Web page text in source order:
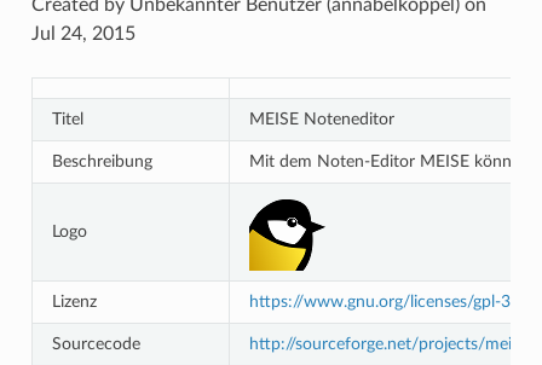
Created by Unbekannter Benutzer (annabelköppel) on
Jul 24, 2015
Titel MEISE Noteneditor
Beschreibung Mit dem Noten-Editor MEISE können
Logo
Lizenz https://www.gnu.org/licenses/gpl-3.0-
Sourcecode http://sourceforge.net/projects/meise/